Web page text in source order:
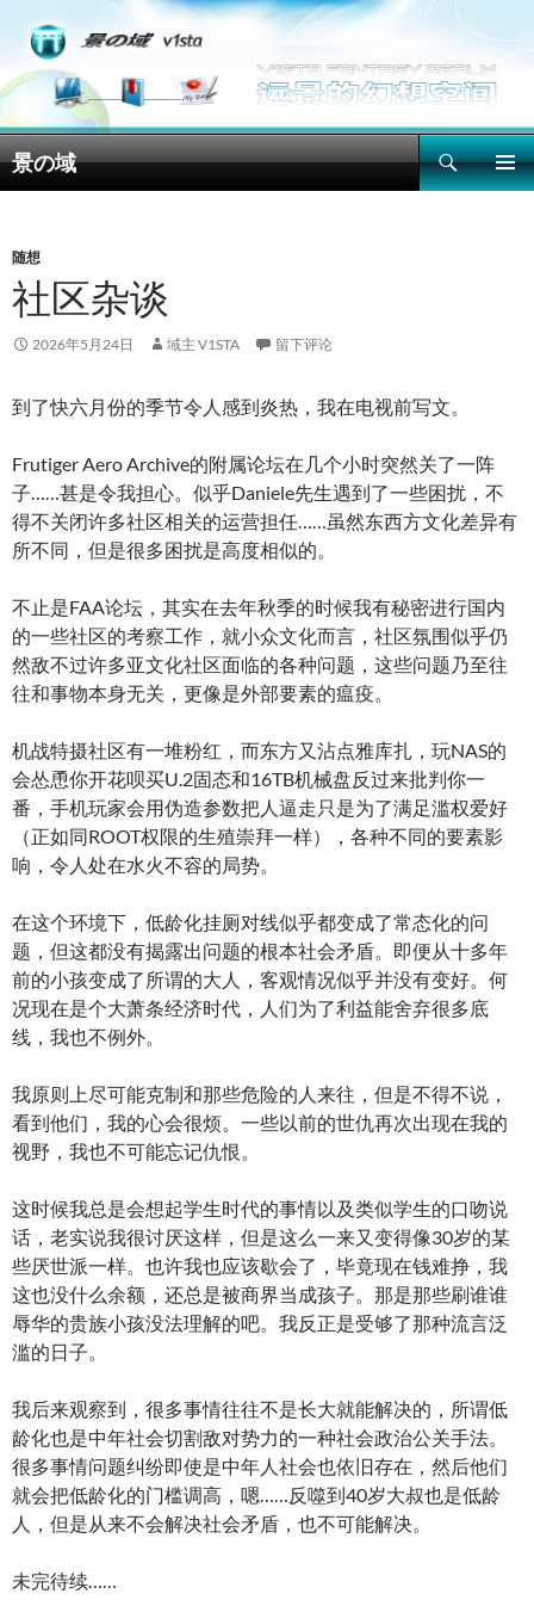
景の域
搜
索
文
随想
社区杂谈
2026年5月24日 域主 V1STA 留下评论
到了快六月份的季节令人感到炎热，我在电视前写文。
Frutiger Aero Archive的附属论坛在几个小时突然关了一阵
子……甚是令我担心。似乎Daniele先生遇到了一些困扰，不
得不关闭许多社区相关的运营担任……虽然东西方文化差异有
所不同，但是很多困扰是高度相似的。
不止是FAA论坛，其实在去年秋季的时候我有秘密进行国内
的一些社区的考察工作，就小众文化而言，社区氛围似乎仍
然敌不过许多亚文化社区面临的各种问题，这些问题乃至往
往和事物本身无关，更像是外部要素的瘟疫。
机战特摄社区有一堆粉红，而东方又沾点雅库扎，玩NAS的
会怂恿你开花呗买U.2固态和16TB机械盘反过来批判你一
番，手机玩家会用伪造参数把人逼走只是为了满足滥权爱好
（正如同ROOT权限的生殖崇拜一样），各种不同的要素影
响，令人处在水火不容的局势。
在这个环境下，低龄化挂厕对线似乎都变成了常态化的问
题，但这都没有揭露出问题的根本社会矛盾。即便从十多年
前的小孩变成了所谓的大人，客观情况似乎并没有变好。何
况现在是个大萧条经济时代，人们为了利益能舍弃很多底
线，我也不例外。
我原则上尽可能克制和那些危险的人来往，但是不得不说，
看到他们，我的心会很烦。一些以前的世仇再次出现在我的
视野，我也不可能忘记仇恨。
这时候我总是会想起学生时代的事情以及类似学生的口吻说
话，老实说我很讨厌这样，但是这么一来又变得像30岁的某
些厌世派一样。也许我也应该歇会了，毕竟现在钱难挣，我
这也没什么余额，还总是被商界当成孩子。那是那些刷谁谁
辱华的贵族小孩没法理解的吧。我反正是受够了那种流言泛
滥的日子。
我后来观察到，很多事情往往不是长大就能解决的，所谓低
龄化也是中年社会切割敌对势力的一种社会政治公关手法。
很多事情问题纠纷即使是中年人社会也依旧存在，然后他们
就会把低龄化的门槛调高，嗯……反噬到40岁大叔也是低龄
人，但是从来不会解决社会矛盾，也不可能解决。
未完待续……